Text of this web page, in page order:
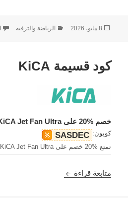
نُشرت
8 مايو، 2026 التصنيفات
الرياضة والترفيه
كود قسيمة KiCA
خصم %20 على KiCA Jet Fan Ultra
كوبون: SASDEC
تمتع %20 خصم على KiCA Jet Fan Ultra.
متابعة قراءة كود قسيمة KiCA